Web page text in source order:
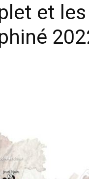
et